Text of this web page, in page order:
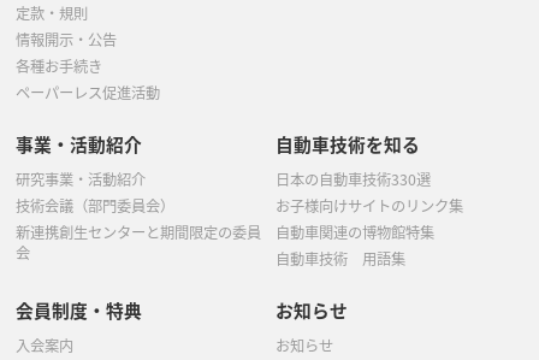
定款・規則
情報開示・公告
各種お手続き
ペーパーレス促進活動
事業・活動紹介
研究事業・活動紹介
技術会議（部門委員会）
新連携創生センターと期間限定の委員
会
自動車技術を知る
日本の自動車技術330選
お子様向けサイトのリンク集
自動車関連の博物館特集
自動車技術 用語集
会員制度・特典
入会案内
お知らせ
お知らせ